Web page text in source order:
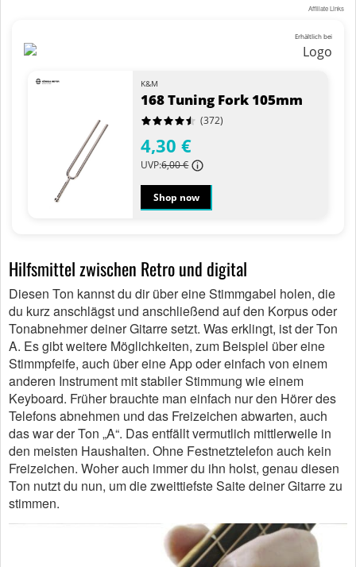
Affiliate Links
Erhältlich bei
K&M
168 Tuning Fork 105mm
(372)
4,30 €
UVP:6,00 €
Shop now
Hilfsmittel zwischen Retro und digital
Diesen Ton kannst du dir über eine Stimmgabel holen, die
du kurz anschlägst und anschließend auf den Korpus oder
Tonabnehmer deiner Gitarre setzt. Was erklingt, ist der Ton
A. Es gibt weitere Möglichkeiten, zum Beispiel über eine
Stimmpfeife, auch über eine App oder einfach von einem
anderen Instrument mit stabiler Stimmung wie einem
Keyboard. Früher brauchte man einfach nur den Hörer des
Telefons abnehmen und das Freizeichen abwarten, auch
das war der Ton „A“. Das entfällt vermutlich mittlerweile in
den meisten Haushalten. Ohne Festnetztelefon auch kein
Freizeichen. Woher auch immer du ihn holst, genau diesen
Ton nutzt du nun, um die zweittiefste Saite deiner Gitarre zu
stimmen.